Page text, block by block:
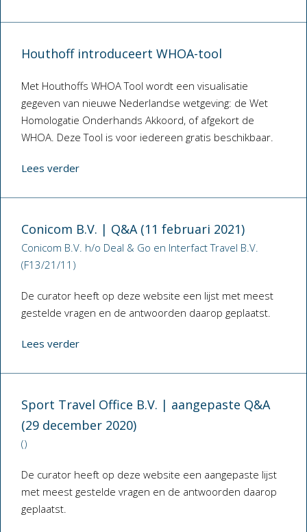
Houthoff introduceert WHOA-tool
Met Houthoffs WHOA Tool wordt een visualisatie
gegeven van nieuwe Nederlandse wetgeving: de Wet
Homologatie Onderhands Akkoord, of afgekort de
WHOA. Deze Tool is voor iedereen gratis beschikbaar.
Lees verder
Conicom B.V. | Q&A (11 februari 2021)
Conicom B.V. h/o Deal & Go en Interfact Travel B.V.
(F13/21/11)
De curator heeft op deze website een lijst met meest
gestelde vragen en de antwoorden daarop geplaatst.
Lees verder
Sport Travel Office B.V. | aangepaste Q&A
(29 december 2020)
()
De curator heeft op deze website een aangepaste lijst
met meest gestelde vragen en de antwoorden daarop
geplaatst.